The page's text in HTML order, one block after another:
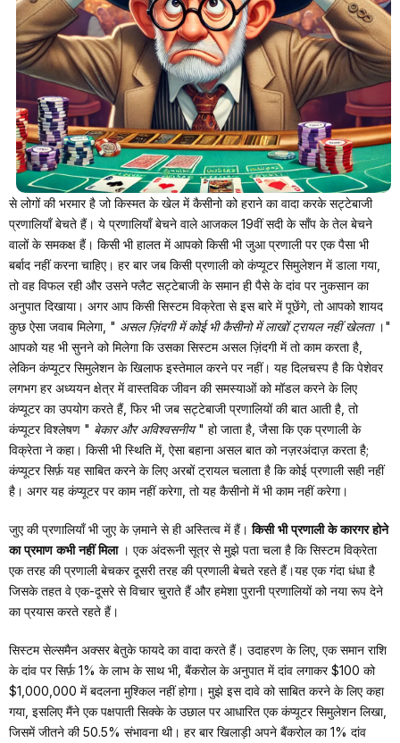
से लोगों की भरमार है जो किस्मत के खेल में कैसीनो को हराने का वादा करके सट्टेबाजी
प्रणालियाँ बेचते हैं। ये प्रणालियाँ बेचने वाले आजकल 19वीं सदी के साँप के तेल बेचने
वालों के समकक्ष हैं। किसी भी हालत में आपको किसी भी जुआ प्रणाली पर एक पैसा भी
बर्बाद नहीं करना चाहिए। हर बार जब किसी प्रणाली को कंप्यूटर सिमुलेशन में डाला गया,
तो वह विफल रही और उसने फ्लैट सट्टेबाजी के समान ही पैसे के दांव पर नुकसान का
अनुपात दिखाया। अगर आप किसी सिस्टम विक्रेता से इस बारे में पूछेंगे, तो आपको शायद
कुछ ऐसा जवाब मिलेगा, " असल ज़िंदगी में कोई भी कैसीनो में लाखों ट्रायल नहीं खेलता।"
आपको यह भी सुनने को मिलेगा कि उसका सिस्टम असल ज़िंदगी में तो काम करता है,
लेकिन कंप्यूटर सिमुलेशन के खिलाफ इस्तेमाल करने पर नहीं। यह दिलचस्प है कि पेशेवर
लगभग हर अध्ययन क्षेत्र में वास्तविक जीवन की समस्याओं को मॉडल करने के लिए
कंप्यूटर का उपयोग करते हैं, फिर भी जब सट्टेबाजी प्रणालियों की बात आती है, तो
कंप्यूटर विश्लेषण " बेकार और अविश्वसनीय" हो जाता है, जैसा कि एक प्रणाली के
विक्रेता ने कहा। किसी भी स्थिति में, ऐसा बहाना असल बात को नज़रअंदाज़ करता है;
कंप्यूटर सिर्फ़ यह साबित करने के लिए अरबों ट्रायल चलाता है कि कोई प्रणाली सही नहीं
है। अगर यह कंप्यूटर पर काम नहीं करेगा, तो यह कैसीनो में भी काम नहीं करेगा।
जुए की प्रणालियाँ भी जुए के ज़माने से ही अस्तित्व में हैं।किसी भी प्रणाली के कारगर होने
का प्रमाण कभी नहीं मिला। एक अंदरूनी सूत्र से मुझे पता चला है कि सिस्टम विक्रेता
एक तरह की प्रणाली बेचकर दूसरी तरह की प्रणाली बेचते रहते हैं।यह एक गंदा धंधा है
जिसके तहत वे एक-दूसरे से विचार चुराते हैं और हमेशा पुरानी प्रणालियों को नया रूप देने
का प्रयास करते रहते हैं।
सिस्टम सेल्समैन अक्सर बेतुके फायदे का वादा करते हैं। उदाहरण के लिए, एक समान राशि
के दांव पर सिर्फ़ 1% के लाभ के साथ भी, बैंकरोल के अनुपात में दांव लगाकर $100 को
$1,000,000 में बदलना मुश्किल नहीं होगा। मुझे इस दावे को साबित करने के लिए कहा
गया, इसलिए मैंने एक पक्षपाती सिक्के के उछाल पर आधारित एक कंप्यूटर सिमुलेशन लिखा,
जिसमें जीतने की 50.5% संभावना थी। हर बार खिलाड़ी अपने बैंकरोल का 1% दांव